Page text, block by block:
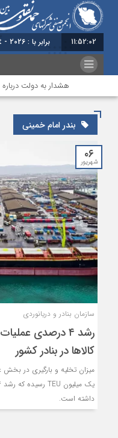
11:52:02 برابر با : Friday - 7 August - 2026
هشدار به دولت
بندر امام خمینی
۰۶
شهریور
سازمان بنادر و دریانوردی
رشد ۴ درصدی
کالاها در بنادر کشور
داشته است.